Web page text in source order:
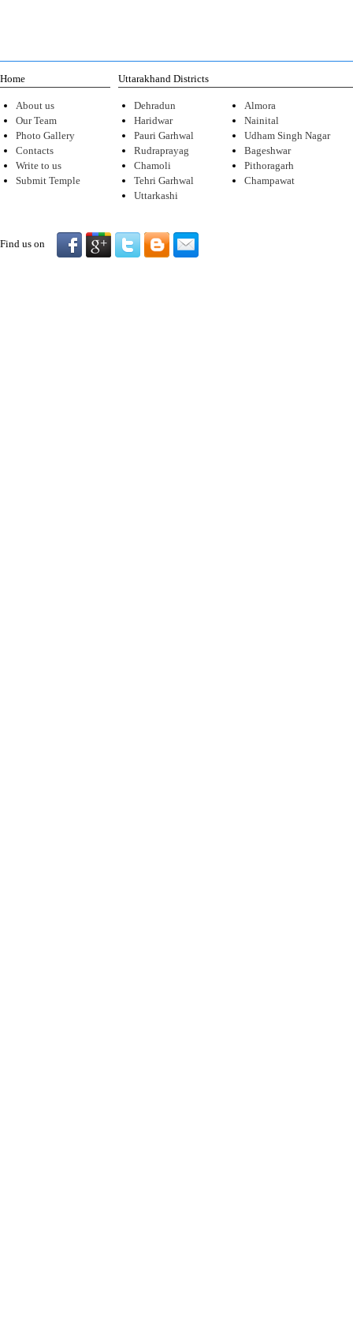
Home
About us
Our Team
Photo Gallery
Contacts
Write to us
Submit Temple
Uttarakhand Districts
Dehradun
Haridwar
Pauri Garhwal
Rudraprayag
Chamoli
Tehri Garhwal
Uttarkashi
Almora
Nainital
Udham Singh Nagar
Bageshwar
Pithoragarh
Champawat
Find us on